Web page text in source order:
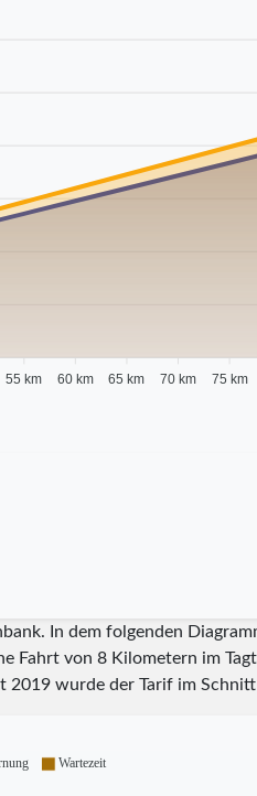
55 km 60 km 65 km 70 km 75 km
In dem folgenden
Fahrt von 8 Kilometern im
2019wurde der Tarif im
Wartezeit